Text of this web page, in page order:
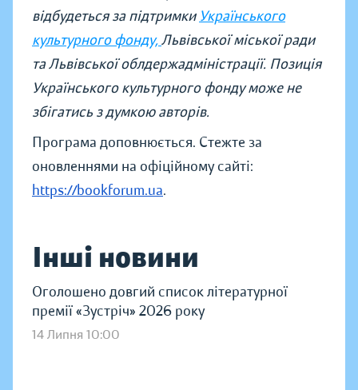
відбудеться за підтримки Українського
культурного фонду,Львівської міської ради
та Львівської облдержадміністрації. Позиція
Українського культурного фонду може не
збігатись з думкою авторів.
Програма доповнюється. Стежте за
оновленнями на офіційному сайті:
https://bookforum.ua.
Інші новини
Оголошено довгий список літературної
премії «Зустріч» 2026 року
14 Липня 10:00